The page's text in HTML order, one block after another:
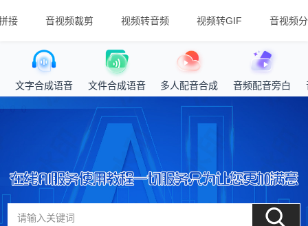
接 音视频裁剪 视频转音频 视频转GIF 音视频
文字合成语音 文件合成语音 多人配音合成 音频配音旁白